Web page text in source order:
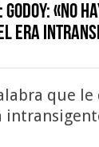
Godoy: «No
era
que le